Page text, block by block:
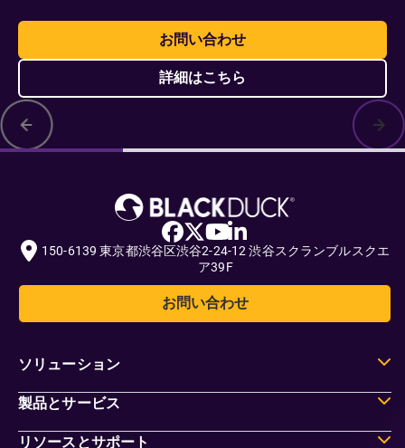
お問い合わせ
詳細はこちら
150-6139 東京都渋谷区渋谷2-24-12 渋谷スクランブルスクエ
ア39F
お問い合わせ
ソリューション
製品とサービス
リソースとサポート